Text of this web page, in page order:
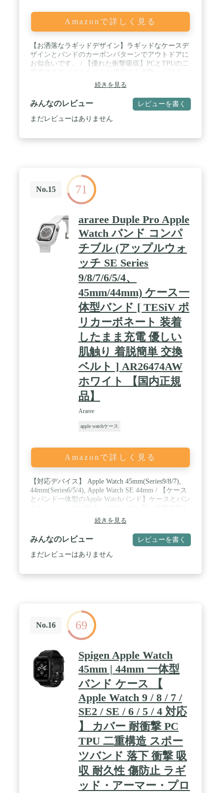
Amazonで詳しく見る
【お洒落なラギッドデザイン】ラギッドなケースデ
ザインとバンドのカーボンパターンでアウトドアに
お似合いです。 / 【優れた衝撃吸収】PCとTPUの二
究極の一体型ケースです。 / 【ボタン操作を考慮し
た設計】ボタンの操作性を損ねないよう設計にこだ
わりました。 / 【フィット感抜群のバンド】バンド
サイズ調節がこまめに出来るよう穴を開けました。
また、バックルと固定ループで誰の手首にもフィッ
続きを見る
みんなのレビュー レビューを書く
まだレビューはありません
No.15 71
araree Duple Pro Apple
Watch バンド コンパ
チブル (アップルウォ
ッチ SE Series
9/8/7/6/5/4、
45mm/44mm) ケース一
体型バンド [ TESiV ポ
リカーボネート 装着
したまま充電 優しい
肌触り 着脱簡単 交換
ベルト ] AR26474AW
ホワイト 【国内正規
品】
Araree
apple watchケース
Amazonで詳しく見る
【対応デバイス】 Apple Watch 45mm(Series9/8/7),
44mm(Series6/5/4), Apple Watch SE 44mm / 【ケース
とバンド一体型のApple Watchバンド】ケースとバン
兼ね備えたバンドです。 / 【TESiV(テシヴ)とポリ
カーボネートを組み合わせたハイブリット素材】
TESiVとポリカーボネート素材を組み合わせている
事で、快適な着け心地を実現しています。 / 【ケー
スをつけたまま充電が可能】ケースの背面がApple
続きを見る
みんなのレビュー レビューを書く
まだレビューはありません
No.16 69
Spigen Apple Watch
45mm | 44mm 一体型
バンド ケース 【
Apple Watch 9 / 8 / 7 /
SE2 / SE / 6 / 5 / 4 対応
】 カバー 耐衝撃 PC
TPU 二重構造 スポー
ツバンド 落下 衝撃 吸
収 耐久性 傷防止 ラギ
ッド・アーマー・プロ